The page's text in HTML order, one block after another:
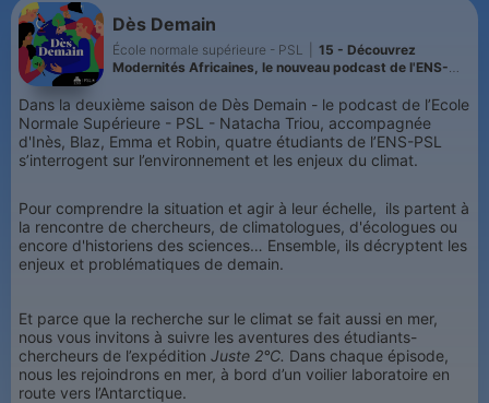
Dès Demain
École normale supérieure - PSL
15 - Découvrez
Modernités Africaines, le nouveau podcast de l'ENS-
Dans la deuxième saison de Dès Demain - le podcast de l’Ecole
Normale Supérieure - PSL - Natacha Triou, accompagnée
d'Inès, Blaz, Emma et Robin, quatre étudiants de l’ENS-PSL
s’interrogent sur l’environnement et les enjeux du climat.
Pour comprendre la situation et agir à leur échelle, ils partent à
la rencontre de chercheurs, de climatologues, d'écologues ou
encore d'historiens des sciences… Ensemble, ils décryptent les
enjeux et problématiques de demain.
Et parce que la recherche sur le climat se fait aussi en mer,
nous vous invitons à suivre les aventures des étudiants-
chercheurs de l’expédition Juste 2°C. Dans chaque épisode,
nous les rejoindrons en mer, à bord d’un voilier laboratoire en
route vers l’Antarctique.